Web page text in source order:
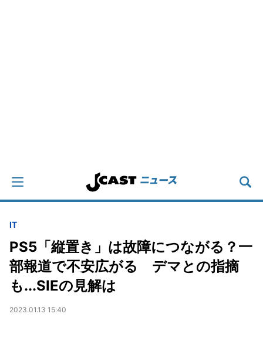
IT
PS5「縦置き」は故障につながる？一
部報道で不安広がる デマとの指摘
も...SIEの見解は
2023.01.13 15:40